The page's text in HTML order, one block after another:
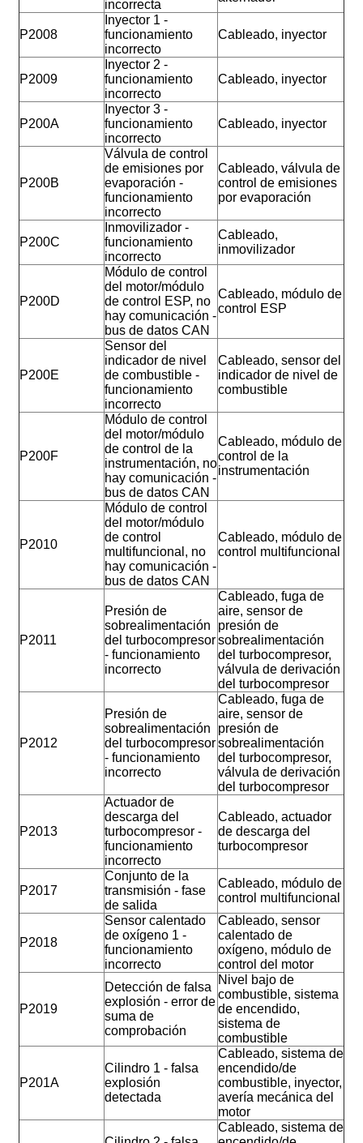
incorrecta
P2008
Inyector 1 -
funcionamiento
incorrecto
Cableado, inyector
P2009
Inyector 2 -
funcionamiento
incorrecto
Cableado, inyector
P200A
Inyector 3 -
funcionamiento
incorrecto
Cableado, inyector
P200B
Válvula de control
de emisiones por
evaporación -
funcionamiento
incorrecto
Cableado, válvula de
control de emisiones
por evaporación
P200C
Inmovilizador -
funcionamiento
incorrecto
Cableado,
inmovilizador
P200D
Módulo de control
del motor/módulo
de control ESP, no
hay comunicación -
bus de datos CAN
Cableado, módulo de
control ESP
P200E
Sensor del
indicador de nivel
de combustible -
funcionamiento
incorrecto
Cableado, sensor del
indicador de nivel de
combustible
P200F
Módulo de control
del motor/módulo
de control de la
instrumentación, no
hay comunicación -
bus de datos CAN
Cableado, módulo de
control de la
instrumentación
P2010
Módulo de control
del motor/módulo
de control
multifuncional, no
hay comunicación -
bus de datos CAN
Cableado, módulo de
control multifuncional
P2011
Presión de
sobrealimentación
del turbocompresor
- funcionamiento
incorrecto
Cableado, fuga de
aire, sensor de
presión de
sobrealimentación
del turbocompresor,
válvula de derivación
del turbocompresor
P2012
Presión de
sobrealimentación
del turbocompresor
- funcionamiento
incorrecto
Cableado, fuga de
aire, sensor de
presión de
sobrealimentación
del turbocompresor,
válvula de derivación
del turbocompresor
P2013
Actuador de
descarga del
turbocompresor -
funcionamiento
incorrecto
Cableado, actuador
de descarga del
turbocompresor
P2017
Conjunto de la
transmisión - fase
de salida
Cableado, módulo de
control multifuncional
P2018
Sensor calentado
de oxígeno 1 -
funcionamiento
incorrecto
Cableado, sensor
calentado de
oxígeno, módulo de
control del motor
P2019
Detección de falsa
explosión - error de
suma de
comprobación
Nivel bajo de
combustible, sistema
de encendido,
sistema de
combustible
P201A
Cilindro 1 - falsa
explosión
detectada
Cableado, sistema de
encendido/de
combustible, inyector,
avería mecánica del
motor
Cableado, sistema de